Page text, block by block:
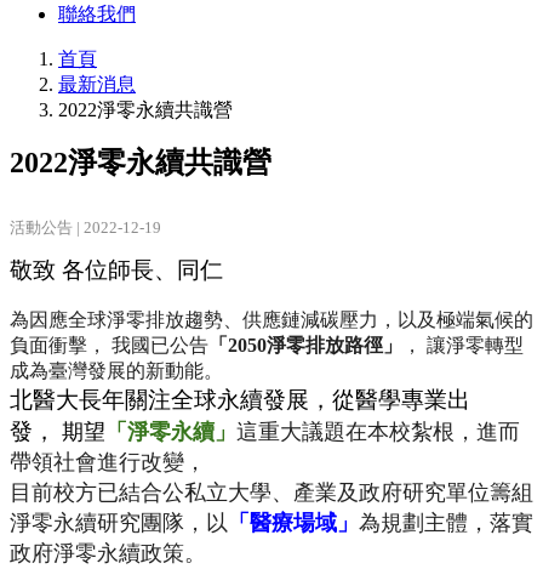
聯絡我們
首頁
最新消息
2022淨零永續共識營
2022淨零永續共識營
活動公告 | 2022-12-19
敬致 各位師長、同仁
為因應全球淨零排放趨勢、供應鏈減碳壓力， 以及極端氣候的
負面衝擊， 我國已公告 「2050淨零排放路徑」
， 讓淨零轉型
成為臺灣發展的新動能。
北醫大長年關注全球永續發展，從醫學專業出
發，
期望 「淨零永續」 這重大議題在本校紮根，進而
帶領社會進行改變，
目前校方已結合公私立大學、 產業及政府研究單位籌組
淨零永續研究團隊，以 「醫療場域」 為規劃 主體，落實
政府淨零永續政策。